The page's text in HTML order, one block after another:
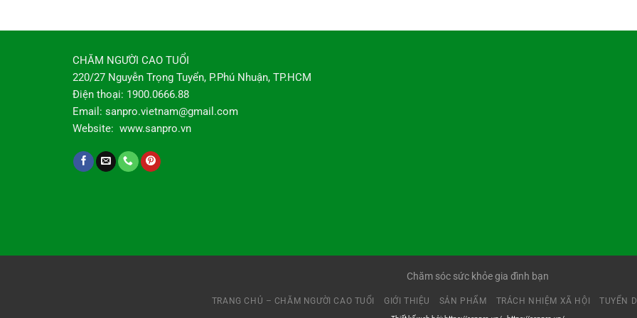
CHĂM NGƯỜI CAO TUỔI
220/27 Nguyễn Trọng Tuyển, P.Phú Nhuận, TP.HCM
Điện thoại: 1900.0666.88
Email: sanpro.vietnam@gmail.com
Website: www.sanpro.vn
Chăm sóc sức khỏe gia đình bạn
TRANG CHỦ – CHĂM NGƯỜI CAO TUỔI GIỚI THIỆU SẢN PHẨM TRÁCH NHIỆM XÃ HỘI TUYỂN